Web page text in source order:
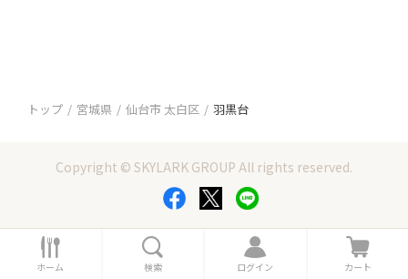
トップ 宮城県 仙台市 太白区 羽黒台
Copyright © SKYLARK GROUP All rights reserved.
ホ
ー
ホーム 索
検索
ロ
グ
ログイン
カ
ー
カート